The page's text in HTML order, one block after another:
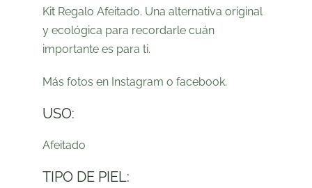
Kit Regalo Afeitado. Una alternativa original
y ecológica para recordarle cuán
importante es para ti.
Más fotos en Instagram o facebook.
USO:
Afeitado
TIPO DE PIEL: